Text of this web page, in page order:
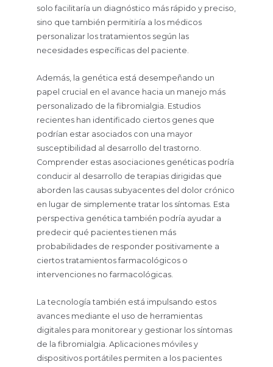
solo facilitaría un diagnóstico más rápido y preciso,
sino que también permitiría a los médicos
personalizar los tratamientos según las
necesidades específicas del paciente.
Además, la genética está desempeñando un
papel crucial en el avance hacia un manejo más
personalizado de la fibromialgia. Estudios
recientes han identificado ciertos genes que
podrían estar asociados con una mayor
susceptibilidad al desarrollo del trastorno.
Comprender estas asociaciones genéticas podría
conducir al desarrollo de terapias dirigidas que
aborden las causas subyacentes del dolor crónico
en lugar de simplemente tratar los síntomas. Esta
perspectiva genética también podría ayudar a
predecir qué pacientes tienen más
probabilidades de responder positivamente a
ciertos tratamientos farmacológicos o
intervenciones no farmacológicas.
La tecnología también está impulsando estos
avances mediante el uso de herramientas
digitales para monitorear y gestionar los síntomas
de la fibromialgia. Aplicaciones móviles y
dispositivos portátiles permiten a los pacientes